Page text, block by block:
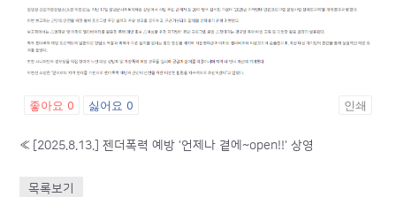
좋아요 0 싫어요0 인쇄
« [2025.8.13.] 젠더폭력 예방 '언제나 곁에~open!!' 상영
목록보기